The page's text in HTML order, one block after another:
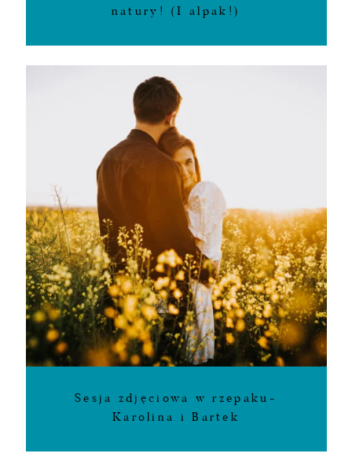
natury! (I alpak!)
Sesja zdjęciowa w rzepaku-
Karolina i Bartek